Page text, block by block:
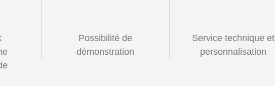
Possibilité de
démonstration
Service technique et
personnalisation